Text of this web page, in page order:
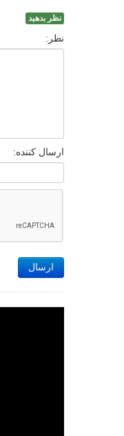
نظر بدهید
نظر:
ارسال کننده:
ارسال